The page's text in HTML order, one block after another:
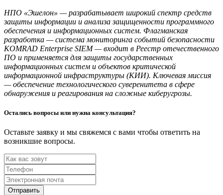
НПО «Эшелон» — разрабатывает широкий спектр средств
защиты информации и анализа защищенности программного
обеспечения и информационных систем. Флагманская
разработка — система мониторинга событий безопасности
KOMRAD Enterprise SIEM — входит в Реестр отечественного
ПО и применяется для защиты государственных
информационных систем и объектов критической
информационной инфраструктуры (КИИ). Ключевая миссия
— обеспечение технологического суверенитета в сфере
обнаружения и реагирования на сложные киберугрозы.
Остались вопросы или нужна консультация?
Оставьте заявку и мы свяжемся с вами чтобы ответить на
возникшие вопросы.
Отправить